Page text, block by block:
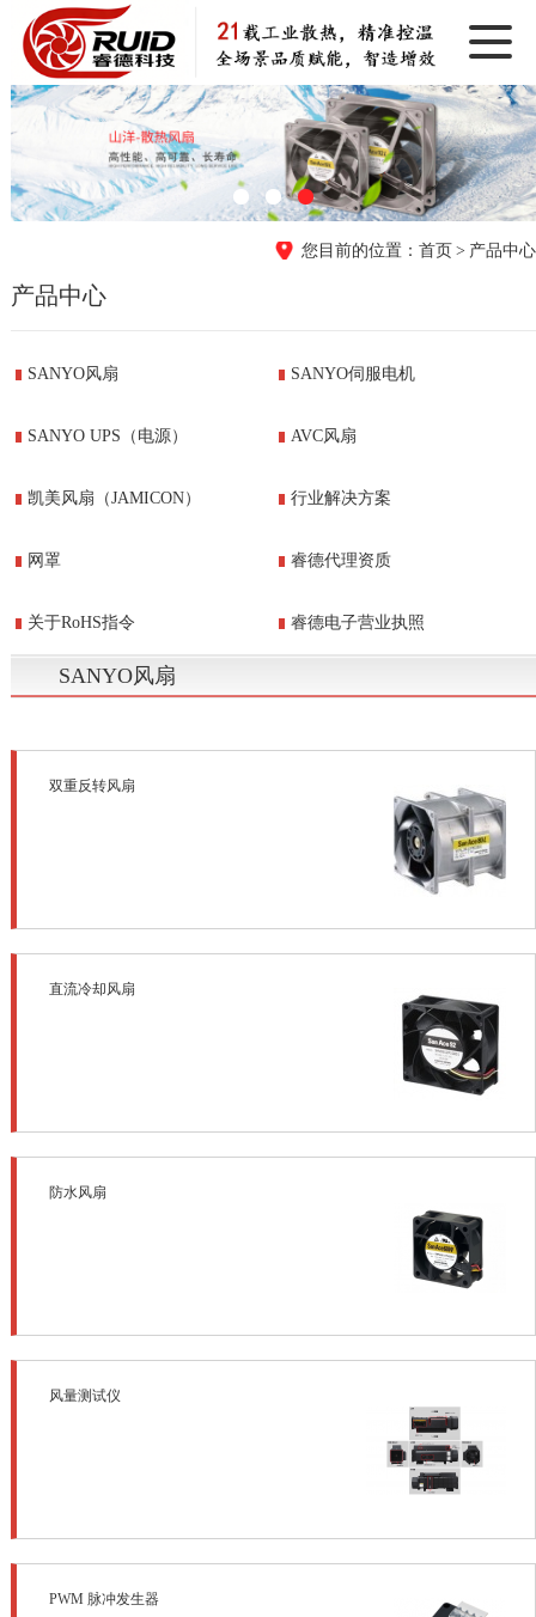
首页 产品中心
产品中心
SANYO风扇 SANYO伺服电机
SANYO UPS（电源） AVC风扇
凯美风扇（JAMICON） 行业解决方案
网罩 睿德代理资质
关于RoHS指令 睿德电子营业执照
SANYO风扇
双重反转风扇
直流冷却风扇
防水风扇
风量测试仪
PWM 脉冲发生器